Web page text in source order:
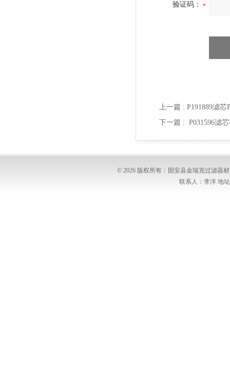
验证码：
上一篇 : P191889滤
下一篇 : P031596滤
© 2026 版权所有：固安县金瑞克过滤器
联系人：李洋 地